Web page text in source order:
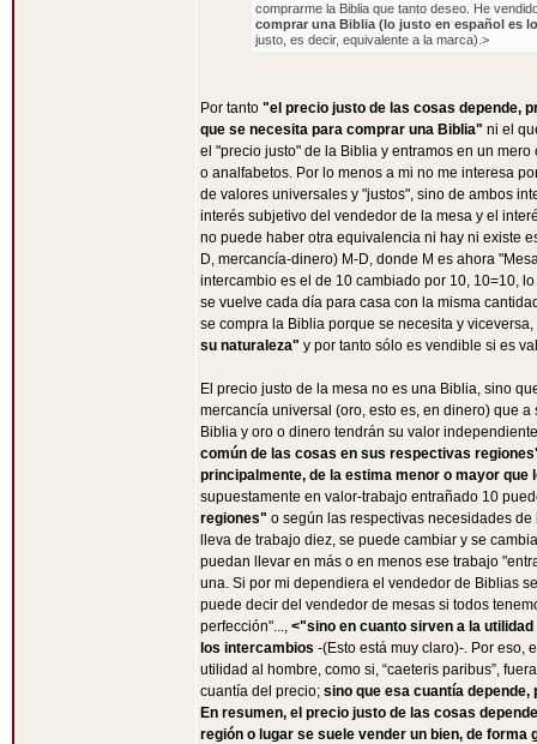
comprarme la Biblia que tanto deseo. He
comprar una Biblia (lo justo en español es
justo, es decir, equivalente a la marca).>
Por tanto "el precio justo de las cosas depende,
que se necesita para comprar una Biblia" ni el
el "precio justo" de la Biblia y entramos en un
o analfabetos. Por lo menos a mi no me interesa
de valores universales y "justos", sino de ambos
interés subjetivo del vendedor de la mesa y el
no puede haber otra equivalencia ni hay ni existe
D, mercancía-dinero) M-D, donde M es ahora
intercambio es el de 10 cambiado por 10, 10=10,
se vuelve cada día para casa con la misma
se compra la Biblia porque se necesita y
su naturaleza" y por tanto sólo es vendible si es
El precio justo de la mesa no es una Biblia, sino
mercancía universal (oro, esto es, en dinero) que
Biblia y oro o dinero tendrán su valor
común de las cosas en sus respectivas
principalmente, de la estima menor o mayor
supuestamente en valor-trabajo entrañado 10
regiones" o según las respectivas necesidades
lleva de trabajo diez, se puede cambiar y se
puedan llevar en más o en menos ese trabajo
una. Si por mi dependiera el vendedor de Biblias
puede decir del vendedor de mesas si todos
perfección"..., <"sino en cuanto sirven a la
los intercambios -(Esto está muy claro)-. Por eso,
utilidad al hombre, como si, “caeteris paribus”,
cuantía del precio; sino que esa cuantía
En resumen, el precio justo de las cosas
región o lugar se suele vender un bien, de